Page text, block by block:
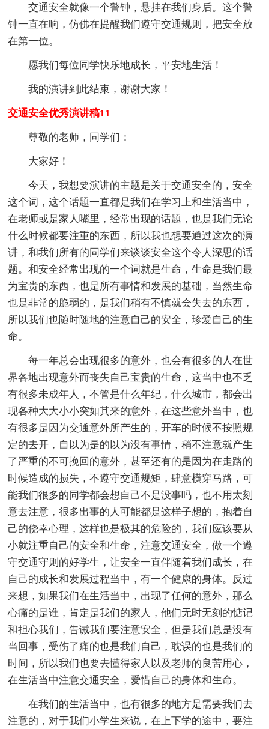
交通安全就像一个警钟，悬挂在我们身后。这个警
钟一直在响，仿佛在提醒我们遵守交通规则，把安全放
在第一位。
愿我们每位同学快乐地成长，平安地生活！
我的演讲到此结束，谢谢大家！
交通安全优秀演讲稿11
尊敬的老师，同学们：
大家好！
今天，我想要演讲的主题是关于交通安全的，安全
这个词，这个话题一直都是我们在学习上和生活当中，
在老师或是家人嘴里，经常出现的话题，也是我们无论
什么时候都要注重的东西，所以我也想要通过这次的演
讲，和我们所有的同学们来谈谈安全这个令人深思的话
题。和安全经常出现的一个词就是生命，生命是我们最
为宝贵的东西，也是所有事情和发展的基础，当然生命
也是非常的脆弱的，是我们稍有不慎就会失去的东西，
所以我们也随时随地的注意自己的安全，珍爱自己的生
命。
每一年总会出现很多的意外，也会有很多的人在世
界各地出现意外而丧失自己宝贵的生命，这当中也不乏
有很多未成年人，不管是什么年纪，什么城市，都会出
现各种大大小小突如其来的意外，在这些意外当中，也
有很多是因为交通意外所产生的，开车的时候不按照规
定的去开，自以为是的以为没有事情，稍不注意就产生
了严重的不可挽回的意外，甚至还有的是因为在走路的
时候造成的损失，不遵守交通规矩，肆意横穿马路，可
能我们很多的同学都会想自己不是没事吗，也不用太刻
意去注意，很多出事的人可能都是这样子想的，抱着自
己的侥幸心理，这样也是极其的危险的，我们应该要从
小就注重自己的安全和生命，注意交通安全，做一个遵
守交通守则的好学生，让安全一直伴随着我们成长，在
自己的成长和发展过程当中，有一个健康的身体。反过
来想，如果我们在生活当中，出现了任何的意外，那么
心痛的是谁，肯定是我们的家人，他们无时无刻的惦记
和担心我们，告诫我们要注意安全，但是我们总是没有
当回事，受伤了痛的也是我们自己，耽误的也是我们的
时间，所以我们也要去懂得家人以及老师的良苦用心，
在生活当中注意交通安全，爱惜自己的身体和生命。
在我们的生活当中，也有很多的地方是需要我们去
注意的，对于我们小学生来说，在上下学的途中，要注